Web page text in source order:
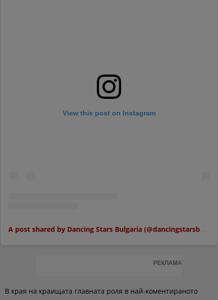
View this post on Instagram
A post shared by Dancing Stars Bulgaria (@dancingstarsbulgaria)
РЕКЛАМА
В края на краищата главната роля в най-коментираното